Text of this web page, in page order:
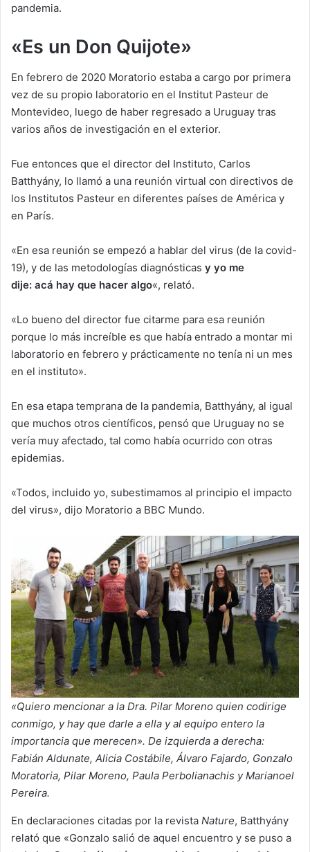
pandemia.
«Es un Don Quijote»
En febrero de 2020 Moratorio estaba a cargo por primera
vez de su propio laboratorio en el Institut Pasteur de
Montevideo, luego de haber regresado a Uruguay tras
varios años de investigación en el exterior.
Fue entonces que el director del Instituto, Carlos
Batthyány, lo llamó a una reunión virtual con directivos de
los Institutos Pasteur en diferentes países de América y
en París.
«En esa reunión se empezó a hablar del virus (de la covid-
19), y de las metodologías diagnósticas y yo me
dije: acá hay que hacer algo«, relató.
«Lo bueno del director fue citarme para esa reunión
porque lo más increíble es que había entrado a montar mi
laboratorio en febrero y prácticamente no tenía ni un mes
en el instituto».
En esa etapa temprana de la pandemia, Batthyány, al igual
que muchos otros científicos, pensó que Uruguay no se
vería muy afectado, tal como había ocurrido con otras
epidemias.
«Todos, incluido yo, subestimamos al principio el impacto
del virus», dijo Moratorio a BBC Mundo.
«Quiero mencionar a la Dra. Pilar Moreno quien codirige
conmigo, y hay que darle a ella y al equipo entero la
importancia que merecen». De izquierda a derecha:
Fabián Aldunate, Alicia Costábile, Álvaro Fajardo, Gonzalo
Moratoria, Pilar Moreno, Paula Perbolianachis y Marianoel
Pereira.
En declaraciones citadas por la revista Nature, Batthyány
relató que «Gonzalo salió de aquel encuentro y se puso a